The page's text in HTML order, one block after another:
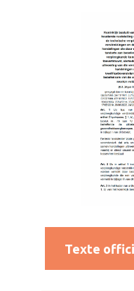
Texte